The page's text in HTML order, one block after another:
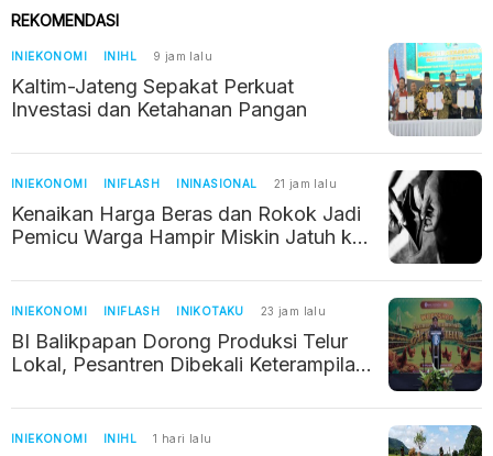
REKOMENDASI
INIEKONOMI INIHL 9 jam lalu
Kaltim-Jateng Sepakat Perkuat
Investasi dan Ketahanan Pangan
INIEKONOMI INIFLASH ININASIONAL 21 jam lalu
Kenaikan Harga Beras dan Rokok Jadi
Pemicu Warga Hampir Miskin Jatuh ke
INIEKONOMI INIFLASH INIKOTAKU 23 jam lalu
BI Balikpapan Dorong Produksi Telur
Lokal, Pesantren Dibekali Keterampilan
INIEKONOMI INIHL 1 hari lalu